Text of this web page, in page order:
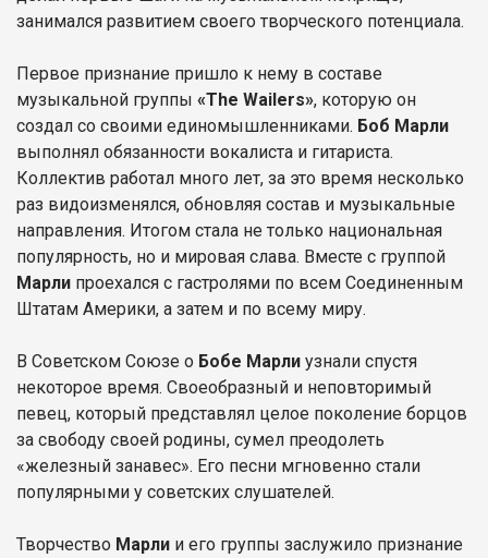
занимался развитием своего творческого потенциала.
Первое признание пришло к нему в составе
музыкальной группы «The Wailers», которую он
создал со своими единомышленниками. Боб Марли
выполнял обязанности вокалиста и гитариста.
Коллектив работал много лет, за это время несколько
раз видоизменялся, обновляя состав и музыкальные
направления. Итогом стала не только национальная
популярность, но и мировая слава. Вместе с группой
Марли проехался с гастролями по всем Соединенным
Штатам Америки, а затем и по всему миру.
В Советском Союзе о Бобе Марли узнали спустя
некоторое время. Своеобразный и неповторимый
певец, который представлял целое поколение борцов
за свободу своей родины, сумел преодолеть
«железный занавес». Его песни мгновенно стали
популярными у советских слушателей.
Творчество Марли и его группы заслужило признание